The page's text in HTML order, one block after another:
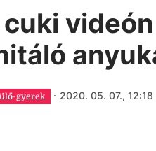
gyerek · 2020. 05. 07., 12:18